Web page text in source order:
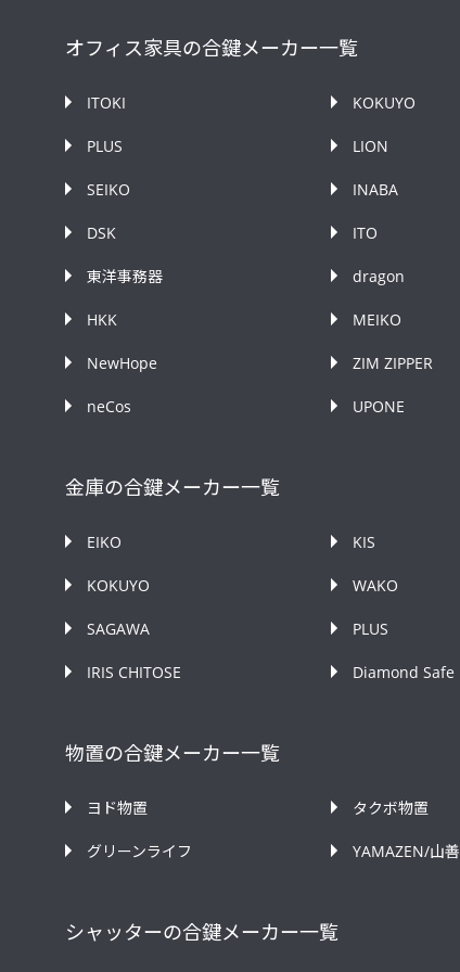
オフィス家具の合鍵メーカー一覧
ITOKI KOKUYO
PLUS LION
SEIKO INABA
DSK ITO
東洋事務器 dragon
HKK MEIKO
NewHope ZIM ZIPPER
neCos UPONE
金庫の合鍵メーカー一覧
EIKO KIS
KOKUYO WAKO
SAGAWA PLUS
IRIS CHITOSE Diamond Safe
物置の合鍵メーカー一覧
ヨド物置 タクボ物置
グリーンライフ YAMAZEN/山善
シャッターの合鍵メーカー一覧